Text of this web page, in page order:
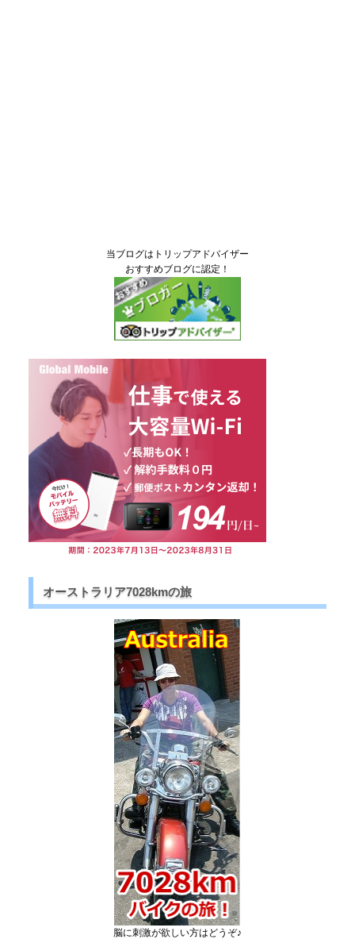
当ブログはトリップアドバイザー
おすすめブログに認定！
オーストラリア7028kmの旅
脳に刺激が欲しい方はどうぞ♪